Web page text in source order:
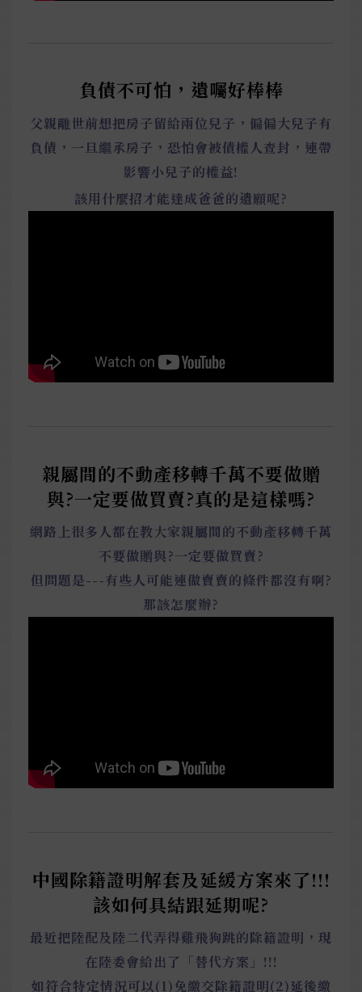
負債不可怕，遺囑好棒棒
父親離世前想把房子留給兩位兒子，偏偏大兒子有
負債，一旦繼承房子，恐怕會被債權人查封，連帶
影響小兒子的權益!
該用什麼招才能達成爸爸的遺願呢?
親屬間的不動產移轉千萬不要做贈
與?一定要做買賣?真的是這樣嗎?
網路上很多人都在教大家親屬間的不動產移轉千萬
不要做贈與?一定要做買賣?
但問題是---有些人可能連做賣賣的條件都沒有啊?
那該怎麼辦?
中國除籍證明解套及延緩方案來了!!!
該如何具結跟延期呢?
最近把陸配及陸二代弄得雞飛狗跳的除籍證明，現
在陸委會給出了「替代方案」!!!
如符合特定情況可以(1)免繳交除籍證明(2)延後繳